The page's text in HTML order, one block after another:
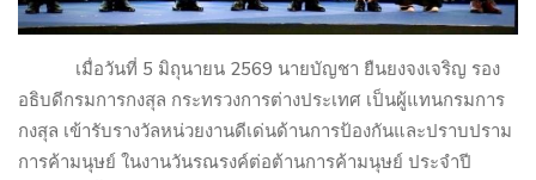
เมื่อวันที่ 5 มิถุนายน 2569 นายบัญชา ยืนยงจงเจริญ รอง
อธิบดีกรมการกงสุล กระทรวงการต่างประเทศ เป็นผู้แทนกรมการ
กงสุล เข้ารับรางวัลหน่วยงานดีเด่นด้านการป้องกันและปราบปราม
การค้ามนุษย์ ในงานวันรณรงค์ต่อต้านการค้ามนุษย์ ประจำปี